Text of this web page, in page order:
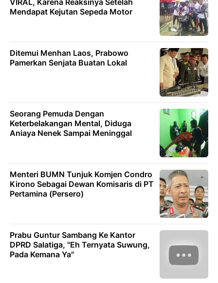
VIRAL, Karena Reaksinya Setelah
Mendapat Kejutan Sepeda Motor
Ditemui Menhan Laos, Prabowo
Pamerkan Senjata Buatan Lokal
Seorang Pemuda Dengan
Keterbelakangan Mental, Diduga
Aniaya Nenek Sampai Meninggal
Menteri BUMN Tunjuk Komjen Condro
Kirono Sebagai Dewan Komisaris di PT
Pertamina (Persero)
Prabu Guntur Sambang Ke Kantor
DPRD Salatiga, "Eh Ternyata Suwung,
Pada Kemana Ya"